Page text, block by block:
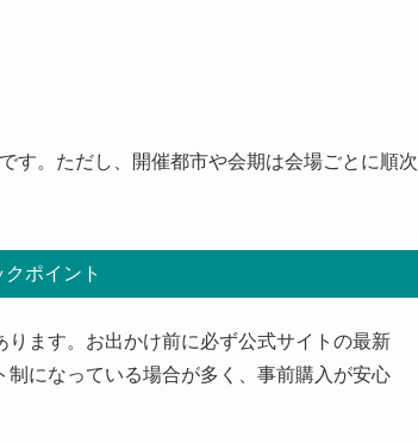
す。ただし、開催都市や会期は会場ごとに順次
ポイント
ます。お出かけ前に必ず公式サイトの最新
になっている場合が多く、事前購入が安心